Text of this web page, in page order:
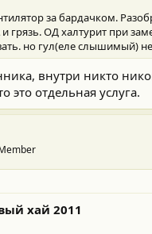
за бардачком.
ОД халтурит при
но гул(еле слышимый)
внутри никто
это отдельная услуга.
хай 2011